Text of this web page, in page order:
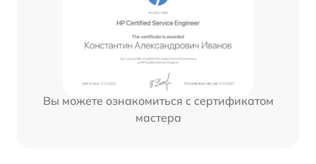
Вы можете ознакомиться с сертификатом
мастера